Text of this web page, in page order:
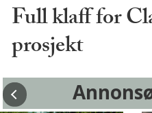
Full klaff for
prosjekt